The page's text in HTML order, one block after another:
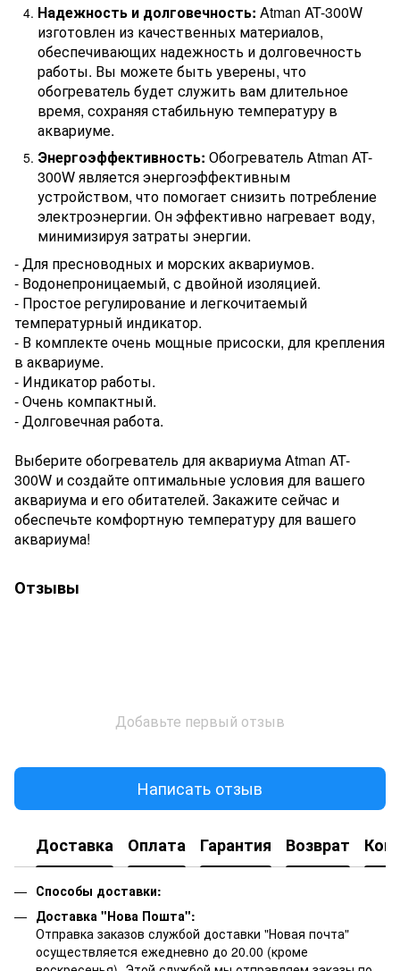
Надежность и долговечность: Atman AT-300W
изготовлен из качественных материалов,
обеспечивающих надежность и долговечность
работы. Вы можете быть уверены, что
обогреватель будет служить вам длительное
время, сохраняя стабильную температуру в
аквариуме.
Энергоэффективность: Обогреватель Atman AT-
300W является энергоэффективным
устройством, что помогает снизить потребление
электроэнергии. Он эффективно нагревает воду,
минимизируя затраты энергии.
- Для пресноводных и морских аквариумов.
- Водонепроницаемый, с двойной изоляцией.
- Простое регулирование и легкочитаемый
температурный индикатор.
- В комплекте очень мощные присоски, для крепления
в аквариуме.
- Индикатор работы.
- Очень компактный.
- Долговечная работа.
Выберите обогреватель для аквариума Atman AT-
300W и создайте оптимальные условия для вашего
аквариума и его обитателей. Закажите сейчас и
обеспечьте комфортную температуру для вашего
аквариума!
Отзывы
Добавьте первый отзыв
Написать отзыв
Доставка Оплата Гарантия Возврат
Способы доставки:
Доставка "Нова Пошта":
Отправка заказов службой доставки "Новая почта"
осуществляется ежедневно до 20.00 (кроме